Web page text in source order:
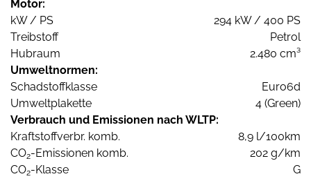
Motor:
kW / PS
294 kW / 400 PS
Treibstoff
Petrol
Hubraum
2.480 cm³
Umweltnormen:
Schadstoffklasse
Euro6d
Umweltplakette
4 (Green)
Verbrauch und Emissionen nach WLTP:
Kraftstoffverbr. komb.
8,9 l/100km
CO2-Emissionen komb.
202 g/km
CO2-Klasse G